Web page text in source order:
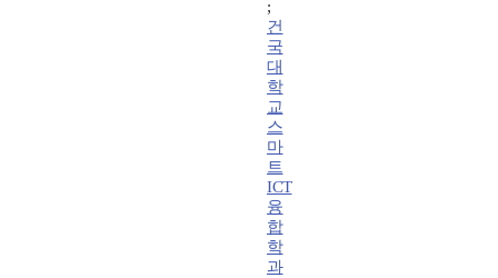
;
건
국
대
학
교
스
마
트
ICT
융
합
학
과